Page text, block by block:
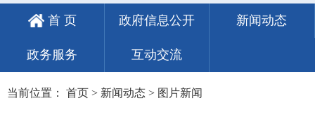
首 页 政府信息公开 新闻动态
政务服务 互动交流
当前位置： 首页 > 新闻动态 > 图片新闻